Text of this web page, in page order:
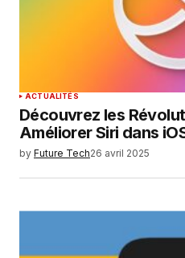
ACTUALITÉS
Découvrez les
Améliorer Siri dans
by Future Tech26 avril 2025